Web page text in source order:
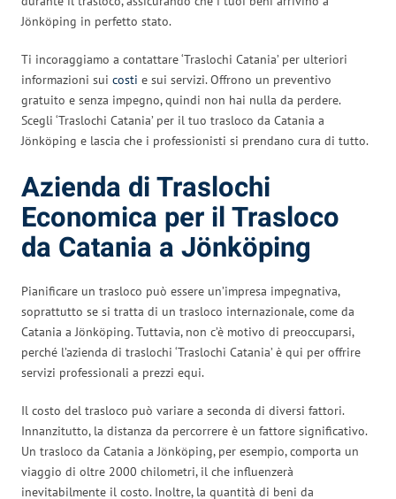
Jönköping in perfetto stato.
Ti incoraggiamo a contattare ‘Traslochi Catania’ per ulteriori
informazioni sui costi e sui servizi. Offrono un preventivo
gratuito e senza impegno, quindi non hai nulla da perdere.
Scegli ‘Traslochi Catania’ per il tuo trasloco da Catania a
Jönköping e lascia che i professionisti si prendano cura di tutto.
Azienda di Traslochi
Economica per il Trasloco
da Catania a Jönköping
Pianificare un trasloco può essere un’impresa impegnativa,
soprattutto se si tratta di un trasloco internazionale, come da
Catania a Jönköping. Tuttavia, non c’è motivo di preoccuparsi,
perché l’azienda di traslochi ‘Traslochi Catania’ è qui per offrire
servizi professionali a prezzi equi.
Il costo del trasloco può variare a seconda di diversi fattori.
Innanzitutto, la distanza da percorrere è un fattore significativo.
Un trasloco da Catania a Jönköping, per esempio, comporta un
viaggio di oltre 2000 chilometri, il che influenzerà
inevitabilmente il costo. Inoltre, la quantità di beni da